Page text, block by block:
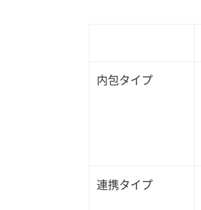
内包タイプ
連携タイプ